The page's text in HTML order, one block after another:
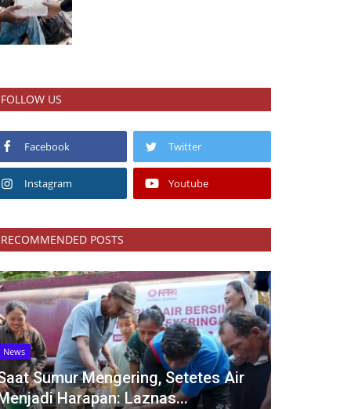
FOLLOW US
Facebook Twitter
Instagram Youtube
RECOMMENDED POSTS
News
Sumur Mengering, Setetes Air
Harapan: Laznas...